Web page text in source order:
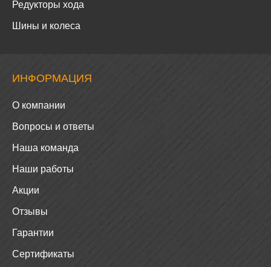
Редукторы хода
Шины и колеса
ИНФОРМАЦИЯ
О компании
Вопросы и ответы
Наша команда
Наши работы
Акции
Отзывы
Гарантии
Сертификаты